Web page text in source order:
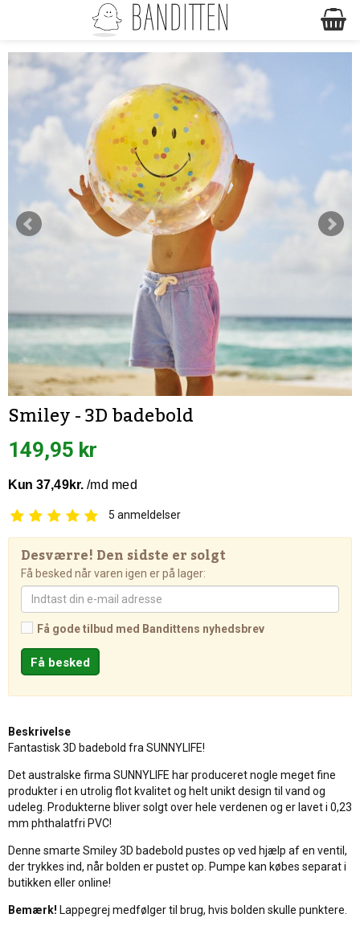
Smiley - 3D badebold
149,95 kr
5 anmeldelser
Desværre! Den sidste er solgt
Få besked når varen igen er på lager:
Få gode tilbud med Bandittens nyhedsbrev
Beskrivelse
Fantastisk 3D badebold fra SUNNYLIFE!
Det australske firma SUNNYLIFE har produceret nogle meget fine
produkter i en utrolig flot kvalitet og helt unikt design til vand og
udeleg. Produkterne bliver solgt over hele verdenen og er lavet i 0,23
mm phthalatfri PVC!
Denne smarte Smiley 3D badebold pustes op ved hjælp af en ventil,
der trykkes ind, når bolden er pustet op. Pumpe kan købes separat i
butikken eller online!
Bemærk! Lappegrej medfølger til brug, hvis bolden skulle punktere.